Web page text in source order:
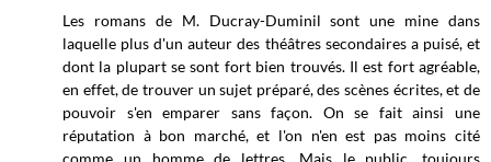
Les romans de M. Ducray-Duminil sont une mine dans
laquelle plus d'un auteur des théâtres secondaires a puisé, et
dont la plupart se sont fort bien trouvés. Il est fort agréable,
en effet, de trouver un sujet préparé, des scènes écrites, et de
pouvoir s'en emparer sans façon. On se fait ainsi une
réputation à bon marché, et l'on n'en est pas moins cité
comme un homme de lettres. Mais le public, toujours